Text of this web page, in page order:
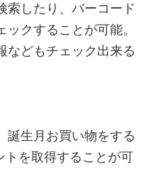
索したり、バーコード
クすることが可能。
などもチェック出来る
誕生月お買い物をする
トを取得することが可